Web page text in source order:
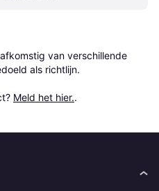
van verschillende
als richtlijn.
Meld het hier..